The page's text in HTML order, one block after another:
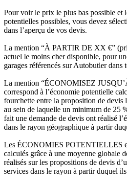
Pour voir le prix le plus bas possible et
potentielles possibles, vous devez
dans l’aperçu de vos devis.
La mention “À PARTIR DE XX €”
actuel le moins cher disponible, pour
garages référencés sur Autobutler dans
La mention “ÉCONOMISEZ
correspond à l’économie potentielle
fourchette entre la proposition de devis
au sein de laquelle un minimum de 25
fait une demande de devis ont réalisé
dans le rayon géographique à partir
Les ÉCONOMIES POTENTIELLES
calculés grâce à une moyenne globale
réalisés sur les propositions de devis
services dans le rayon à partir duquel